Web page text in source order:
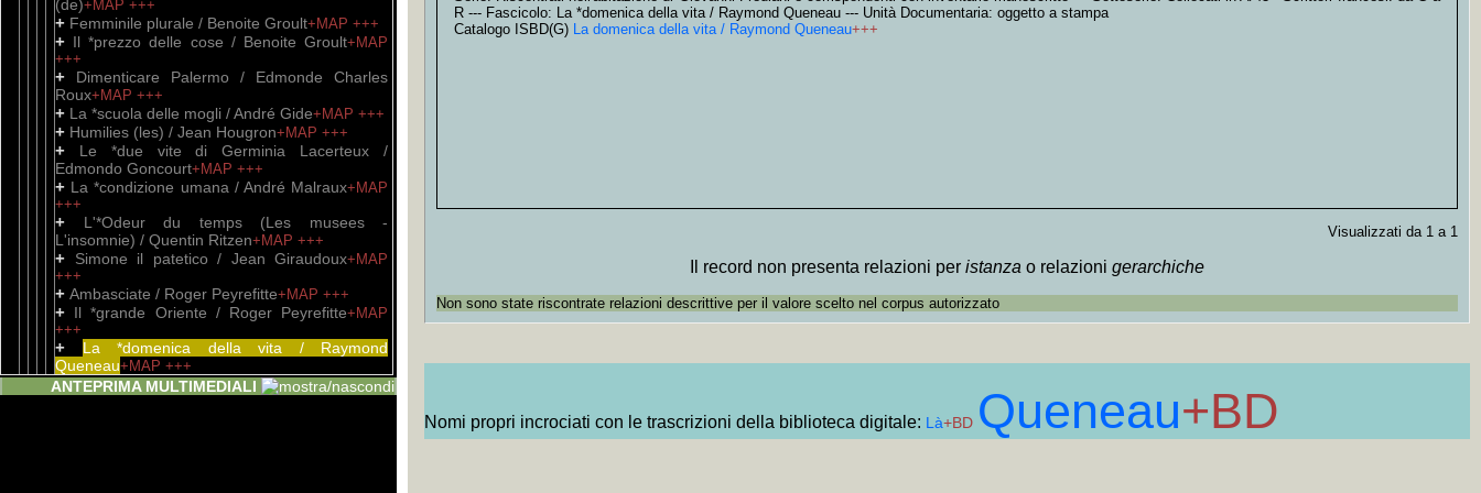
(de)+MAP +++
+ Femminile plurale / Benoite Groult+MAP +++
+ Il *prezzo delle cose / Benoite Groult+MAP
+++
+ Dimenticare Palermo / Edmonde Charles
Roux+MAP +++
+ La *scuola delle mogli / André Gide+MAP +++
+ Humilies (les) / Jean Hougron+MAP +++
+
Le *due vite di Germinia Lacerteux /
Edmondo Goncourt+MAP +++
+ La *condizione umana / André Malraux+MAP
+++
+
L'*Odeur du temps (Les musees -
L'insomnie) / Quentin Ritzen+MAP +++
+ Simone il patetico / Jean Giraudoux+MAP
+++
+ Ambasciate / Roger Peyrefitte+MAP +++
+ Il *grande Oriente / Roger Peyrefitte+MAP
+++
+
La *domenica della vita / Raymond
Queneau+MAP +++
Unità Documentaria
+oggetto a stampa
ANTEPRIMA MULTIMEDIALI
R --- Fascicolo: La *domenica della vita / Raymond Queneau --- Unità Documentaria: oggetto a stampa
Catalogo ISBD(G) La domenica della vita / Raymond Queneau+++
Visualizzati da 1 a 1
Il record non presenta relazioni per istanza o relazioni gerarchiche
Non sono state riscontrate relazioni descrittive per il valore scelto nel corpus autorizzato
Nomi propri incrociati con le trascrizioni della biblioteca digitale: Là+BD Queneau+BD